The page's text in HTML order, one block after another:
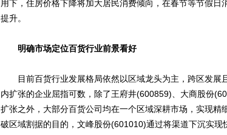
用下，住房价格下降将加大居民消费倾向，在春节等节假
提升。
明确市场定位百货行业前景看好
目前百货行业发展格局依然以区域龙头为主，跨区发展
内扩张的企业屈指可数，除了王府井(600859)、大商股份
扩张之外，大部分百货公司均在一个区域深耕市场，实现精
破区域割据的目的，文峰股份(601010)通过将渠道下沉实现